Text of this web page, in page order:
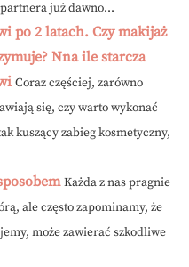
już dawno...
po 2 latach. Czy makijaż
Nna ile starcza
Coraz częściej, zarówno
się, czy warto wykonać
kuszący zabieg kosmetyczny,
Każda z nas pragnie
ale często zapominamy, że
może zawierać szkodliwe